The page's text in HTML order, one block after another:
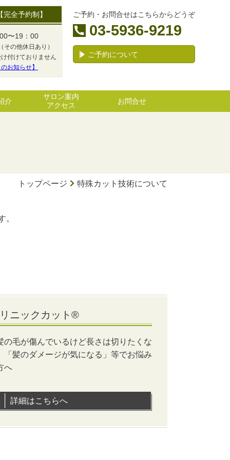
全予約制】
〜19：00
の他休日あり）
付けておりません
お知らせ】
ご予約・お問合せはこちらからどうぞ
03-5936-9219
ご予約について
介
サロン案内
アクセス
お問合せ
トップページ 特殊カット技術について
。
ニックカット®
の毛が傷んでいるけど長さは切りたくな
「髪のダメージが気になる」等でお悩み
へ
詳細はこちらへ